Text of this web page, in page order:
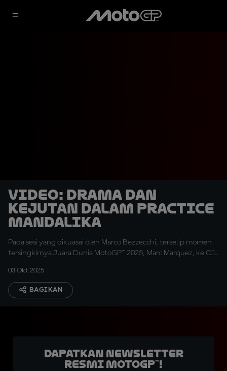
VIDEO: Drama dan
Kejutan dalam Practice
Mandalika
Pada sesi yang dikuasai oleh Marco Bezzecchi, terselip momen
tersingkirnya Juara Dunia MotoGP™ 2025, Marc Marquez, ke Q1.
03 Okt 2025
BAGIKAN
Dapatkan Newsletter
Resmi MotoGP™!